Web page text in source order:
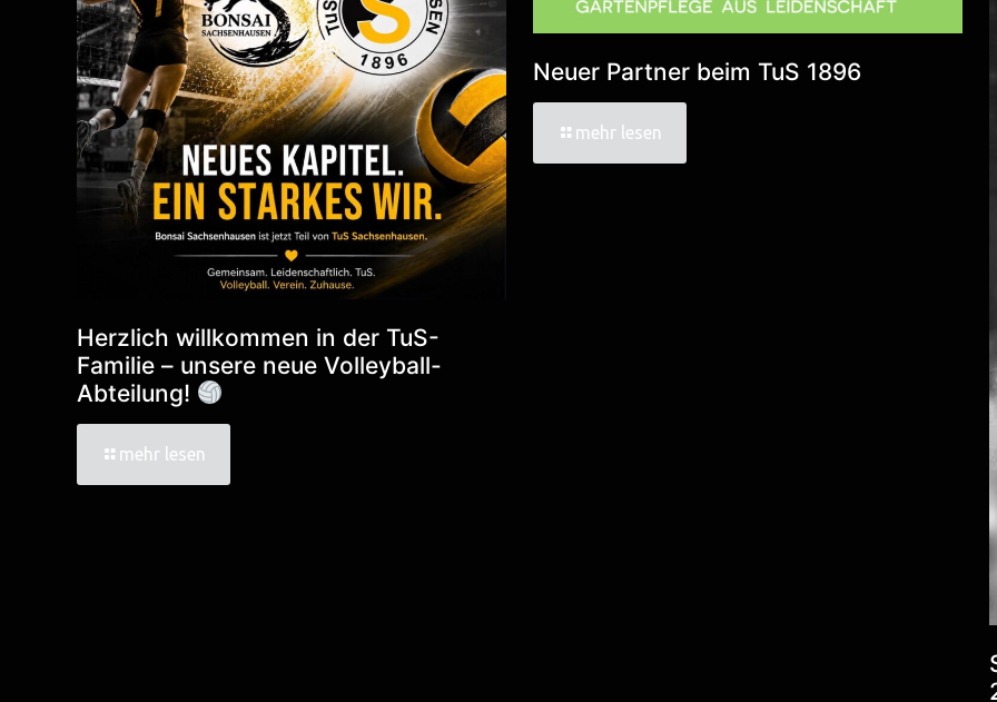
Herzlich willkommen in der TuS-
Familie – unsere neue Volleyball-
Abteilung!
mehr lesen
Neuer Partner beim TuS 1896
mehr lesen